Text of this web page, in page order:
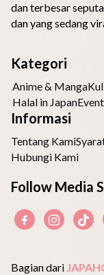
dan terbesar
dan yang sedang
Kategori
Anime & Manga
Halal in Japan
Informasi
Tentang Kami
Hubungi Kami
Follow Media
Bagian dari